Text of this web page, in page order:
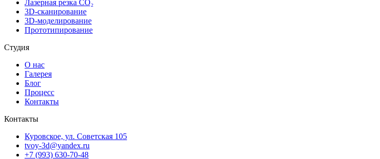
Лазерная резка CO₂
3D-сканирование
3D-моделирование
Прототипирование
Студия
О нас
Галерея
Блог
Процесс
Контакты
Контакты
Куровское, ул. Советская 105
tvoy-3d@yandex.ru
+7 (993) 630-70-48